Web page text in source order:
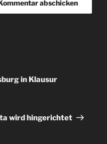
in Klausur
wird hingerichtet